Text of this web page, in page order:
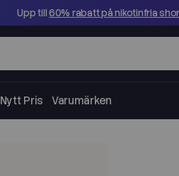
Upp till60% rabatt på nikotinfria
Nytt Pris Varumärken